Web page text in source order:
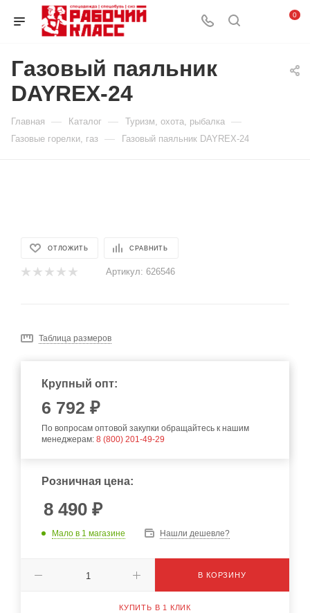
0
Газовый паяльник
DAYREX-24
Главная — Каталог — Туризм, охота, рыбалка —
Газовые горелки, газ — Газовый паяльник DAYREX-24
ОТЛОЖИТЬ СРАВНИТЬ
Артикул: 626546
Таблица размеров
Крупный опт:
6 792 ₽
По вопросам оптовой закупки обращайтесь к нашим
менеджерам: 8 (800) 201-49-29
Розничная цена:
8 490 ₽
Мало в 1 магазине Нашли дешевле?
В КОРЗИНУ
КУПИТЬ В 1 КЛИК